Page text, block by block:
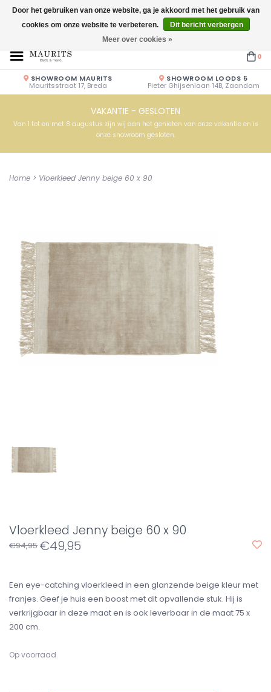
Openingstijden: Vrijdag & Zaterdag 10.00u - 17.00u of op afspraak!
0
SHOWROOM MAURITS
Mauritsstraat 17, Breda
SHOWROOM LOODS 5
Pieter Ghijsenlaan 14B, Zaandam
VAKANTIE - GESLOTEN
Van 1 tot en met 8 augustus zijn wij aan het genieten van onze vakantie en is
onze showroom gesloten.
Home > Vloerkleed Jenny beige 60 x 90
Vloerkleed Jenny beige 60 x 90
€94,95 €49,95
Een eye-catching vloerkleed in een glanzende beige kleur met
franjes. Geef je huis een boost met dit opvallende stuk. Hij is
verkrijgbaar in deze maat en is ook leverbaar in de maat 75 x
200 cm.
Op voorraad
Door het gebruiken van onze website, ga je akkoord met het gebruik van
cookies om onze website te verbeteren.
Dit bericht verbergen
Meer over cookies »